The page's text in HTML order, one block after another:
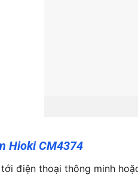
Hioki CM4374
điện thoại thông minh